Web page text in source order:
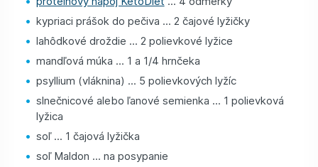
kypriaci prášok do pečiva ... 2 čajové lyžičky
lahôdkové droždie ... 2 polievkové lyžice
mandľová múka ... 1 a 1/4 hrnčeka
psyllium (vláknina) ... 5 polievkových lyžíc
slnečnicové alebo ľanové semienka ... 1 polievková
lyžica
soľ ... 1 čajová lyžička
soľ Maldon ... na posypanie